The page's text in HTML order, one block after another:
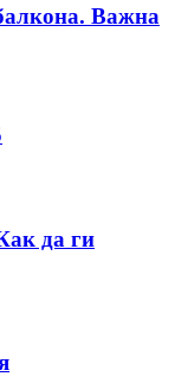
Важна
да ги